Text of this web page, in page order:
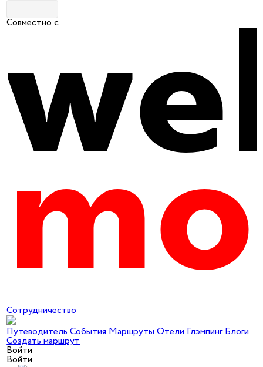
Совместно с
Сотрудничество
ПутеводительСобытияМаршрутыОтелиГлэмпингБлоги
Создать маршрут
Войти
Войти
Главная Путеводитель Гастрономия
Ресторан «Сказка Lounge»